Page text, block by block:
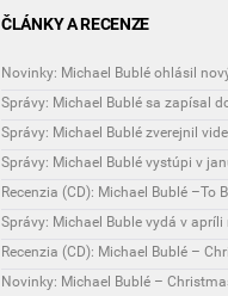
ČLÁNKY A RECENZE
Novinky: Michael Bublé ohlásil
Správy: Michael Bublé sa zapísal
Správy: Michael Bublé zverejnil
Správy: Michael Bublé vystúpi v
Recenzia (CD): Michael Bublé –To
Správy: Michael Buble vydá v
Recenzia (CD): Michael Bublé –
Novinky: Michael Bublé –